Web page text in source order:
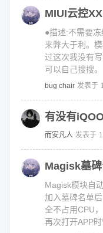
MIUI云控
●描述:不需要
来弊大于利。
过这次我没有
可以自己搜搜
bug chair 发表于
有没有
而安凡人 发表于
Magisk墓
Magisk模块自
加入墓碑名单
全不占用CPU
再次打开APP时